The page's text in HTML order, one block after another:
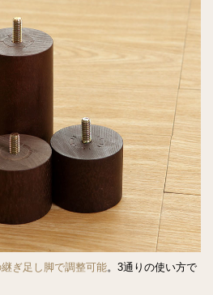
ぎ足し脚で調整可能。3通りの使い方で